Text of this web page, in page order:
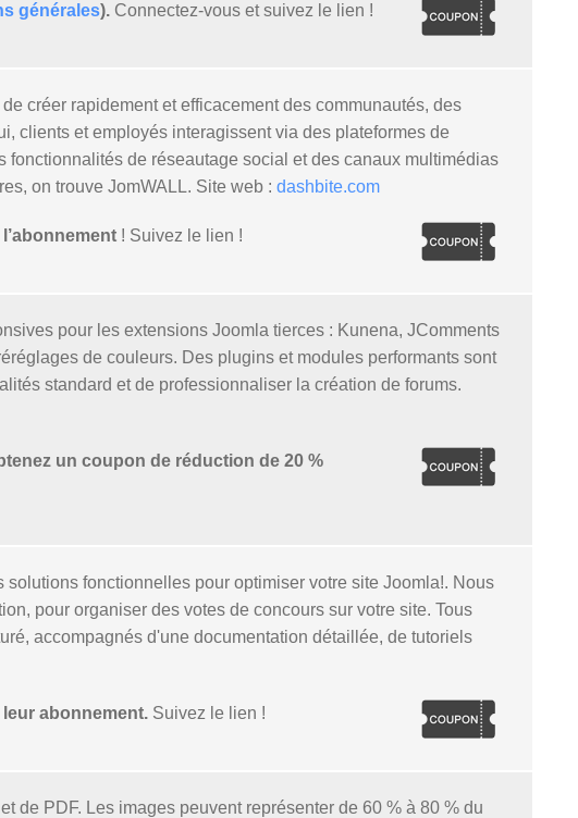
générales). Connectez-vous et suivez le lien !
créer rapidement et efficacement des communautés, des
clients et employés interagissent via des plateformes de
de réseautage social et des canaux multimédias
on trouve JomWALL. Site web : dashbite.com
! Suivez le lien !
pour les extensions Joomla tierces : Kunena, JComments
de couleurs. Des plugins et modules performants sont
standard et de professionnaliser la création de forums.
un coupon de réduction de 20 %
fonctionnelles pour optimiser votre site Joomla!. Nous
pour organiser des votes de concours sur votre site. Tous
accompagnés d'une documentation détaillée, de tutoriels
abonnement. Suivez le lien !
de PDF. Les images peuvent représenter de 60 % à 80 % du